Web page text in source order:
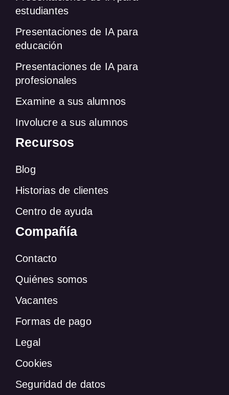
estudiantes
Presentaciones de IA para
educación
Presentaciones de IA para
profesionales
Examine a sus alumnos
Involucre a sus alumnos
Recursos
Blog
Historias de clientes
Centro de ayuda
Compañía
Contacto
Quiénes somos
Vacantes
Formas de pago
Legal
Cookies
Seguridad de datos